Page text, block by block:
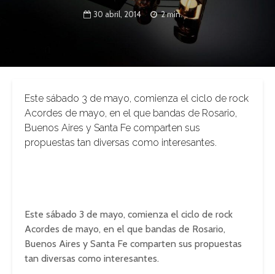
30 abril, 2014 2 min.
Este sábado 3 de mayo, comienza el ciclo de rock
Acordes de mayo, en el que bandas de Rosario,
Buenos Aires y Santa Fe comparten sus
propuestas tan diversas como interesantes.
Este sábado 3 de mayo, comienza el ciclo de rock
Acordes de mayo, en el que bandas de Rosario,
Buenos Aires y Santa Fe comparten sus propuestas
tan diversas como interesantes.